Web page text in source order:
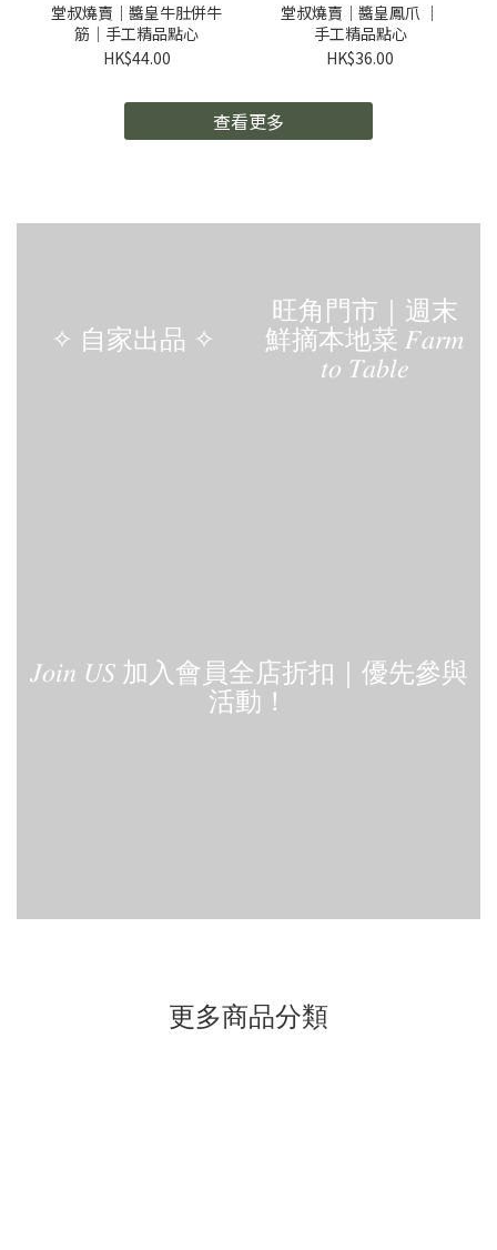
堂叔燒賣｜醬皇牛肚併牛
筋｜手工精品點心
HK$44.00
堂叔燒賣｜醬皇鳳爪 ｜
手工精品點心
HK$36.00
查看更多
✧ 自家出品 ✧
旺角門市｜週末
鮮摘本地菜 𝐹𝑎𝑟𝑚
𝑡𝑜 𝑇𝑎𝑏𝑙𝑒
𝐽𝑜𝑖𝑛 𝑈𝑆 加入會員全店折扣｜優先參與
活動！
更多商品分類